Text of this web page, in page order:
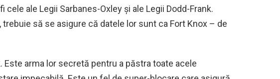
cele ale Legii Sarbanes-Oxley și ale Legii Dodd-Frank.
să se asigure că datele lor sunt ca Fort Knox – de
Este arma lor secretă pentru a păstra toate acele